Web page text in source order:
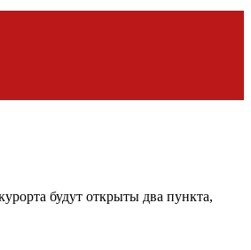
будут открыты два пункта,